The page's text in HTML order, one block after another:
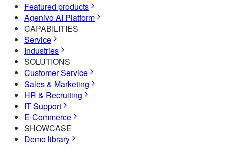
Featured products
Agenivo AI Platform
CAPABILITIES
Service
Industries
SOLUTIONS
Customer Service
Sales & Marketing
HR & Recruiting
IT Support
E-Commerce
SHOWCASE
Demo library